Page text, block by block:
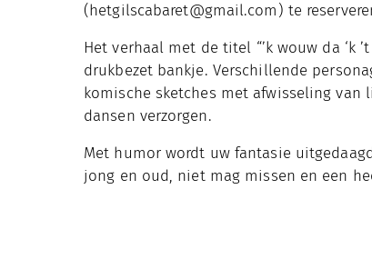
(hetgilscabaret@gmail.com) te
Het verhaal met de titel “’k wouw da ‘k
drukbezet bankje. Verschillende
komische sketches met afwisseling van
dansen verzorgen.
Met humor wordt uw fantasie
jong en oud, niet mag missen en een